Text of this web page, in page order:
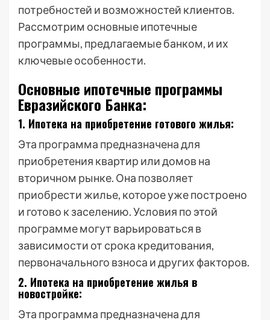
потребностей и возможностей клиентов.
Рассмотрим основные ипотечные
программы, предлагаемые банком, и их
ключевые особенности.
Основные ипотечные программы
Евразийского Банка:
1. Ипотека на приобретение готового жилья:
Эта программа предназначена для
приобретения квартир или домов на
вторичном рынке. Она позволяет
приобрести жилье, которое уже построено
и готово к заселению. Условия по этой
программе могут варьироваться в
зависимости от срока кредитования,
первоначального взноса и других факторов.
2. Ипотека на приобретение жилья в
новостройке:
Эта программа предназначена для